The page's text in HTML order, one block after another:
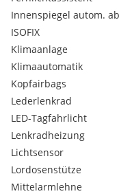
Innenspiegel autom.
ISOFIX
Klimaanlage
Klimaautomatik
Kopfairbags
Lederlenkrad
LED-Tagfahrlicht
Lenkradheizung
Lichtsensor
Lordosenstütze
Mittelarmlehne